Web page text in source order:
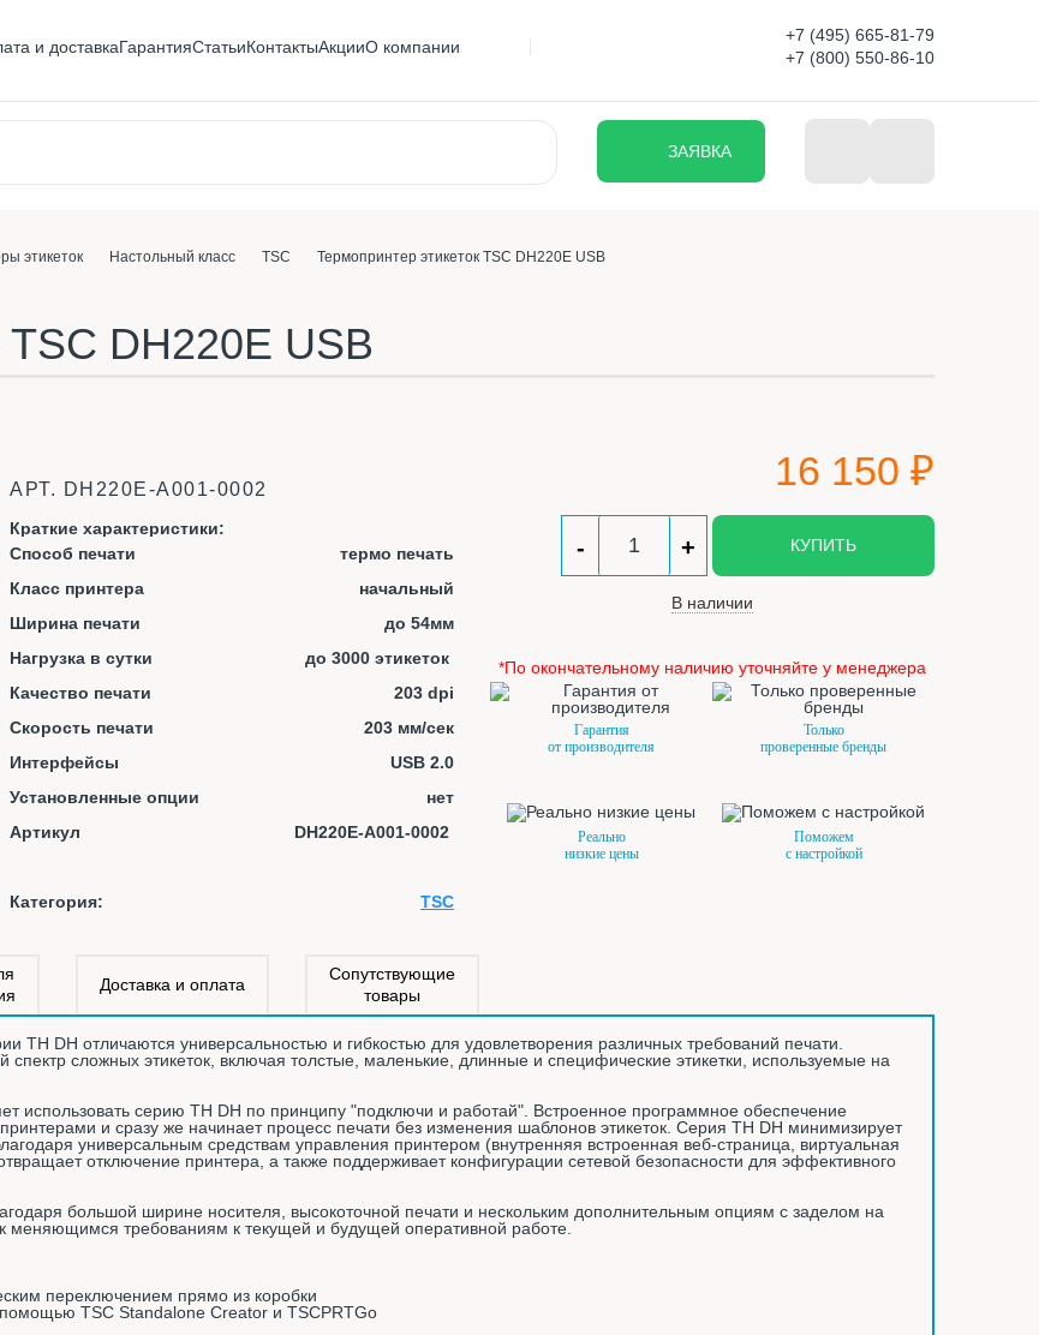
и доставкаГарантияСтатьиКонтактыАкцииО компании
+7 (495) 665-81-79
+7 (800) 550-86-10
ЗАЯВКА
этикеток Настольный класс TSC Термопринтер этикеток TSC DH220E USB
TSC DH220E USB
АРТ. DH220E-A001-0002
Краткие характеристики:
Способ печати
термо печать
Класс принтера
начальный
Ширина печати
до 54мм
Нагрузка в сутки
до 3000 этикеток
Качество печати
203 dpi
Скорость печати
203 мм/сек
Интерфейсы
USB 2.0
Установленные опции
нет
Артикул
DH220E-A001-0002
Категория: TSC
16 150 ₽
- + КУПИТЬ
В наличии
*По окончательному наличию уточняйте у менеджера
Гарантия
от производителя
Только
проверенные бренды
Реально
низкие цены
Поможем
с настройкой
Доставка и оплата
Сопутствующие
товары
DH отличаются универсальностью и гибкостью для удовлетворения различных требований печати.
спектр сложных этикеток, включая толстые, маленькие, длинные и специфические этикетки, используемые на
использовать серию TH DH по принципу "подключи и работай". Встроенное программное обеспечение
и сразу же начинает процесс печати без изменения шаблонов этикеток. Серия TH DH минимизирует
универсальным средствам управления принтером (внутренняя встроенная веб-страница, виртуальная
отключение принтера, а также поддерживает конфигурации сетевой безопасности для эффективного
большой ширине носителя, высокоточной печати и нескольким дополнительным опциям с заделом на
меняющимся требованиям к текущей и будущей оперативной работе.
переключением прямо из коробки
помощью TSC Standalone Creator и TSCPRTGo